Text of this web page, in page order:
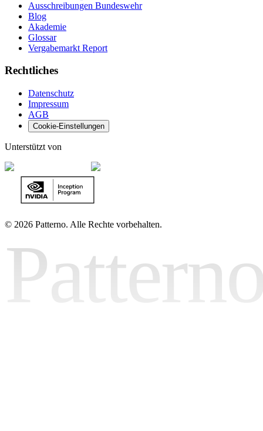
Ausschreibungen Bundeswehr
Blog
Akademie
Glossar
Vergabemarkt Report
Rechtliches
Datenschutz
Impressum
AGB
Cookie-Einstellungen
Unterstützt von
© 2026 Patterno. Alle Rechte vorbehalten.